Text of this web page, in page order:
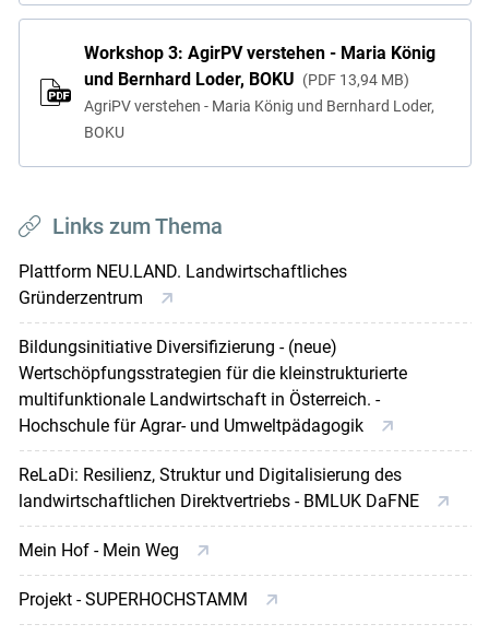
Workshop 3: AgirPV verstehen - Maria König
und Bernhard Loder, BOKU
PDF 13,94 MB
AgriPV verstehen - Maria König und Bernhard Loder,
BOKU
Links zum Thema
Plattform NEU.LAND. Landwirtschaftliches
Gründerzentrum
Bildungsinitiative Diversifizierung - (neue)
Wertschöpfungsstrategien für die kleinstrukturierte
multifunktionale Landwirtschaft in Österreich. -
Hochschule für Agrar- und Umweltpädagogik
ReLaDi: Resilienz, Struktur und Digitalisierung des
landwirtschaftlichen Direktvertriebs - BMLUK DaFNE
Mein Hof - Mein Weg
Projekt - SUPERHOCHSTAMM